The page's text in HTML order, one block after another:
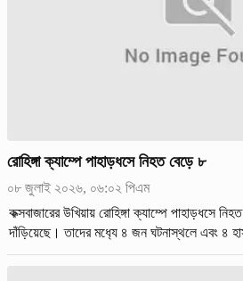
রোহিঙ্গা ক্যাম্পে পাহাড়ধসে নিহত বেড়ে ৮
০৮ জুলাই ২০২৬, ০৬:০২ পিএম
কক্সবাজারের উখিয়ায় রোহিঙ্গা ক্যাম্পে পাহাড়ধসে
দাঁড়িয়েছে। তাদের মধ‍্যে ৪ জন ঘটনাস্থলে এবং ৪